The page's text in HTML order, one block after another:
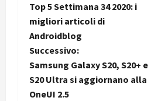
a
v
i
g
Top 5 Settimana 34 2020: i
migliori articoli di
Androidblog
Successivo:
Samsung Galaxy S20, S20+ e
S20 Ultra si aggiornano alla
OneUI 2.5